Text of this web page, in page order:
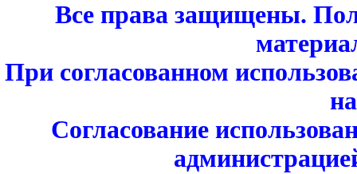
Все права защищены.
При согласованном
Согласование